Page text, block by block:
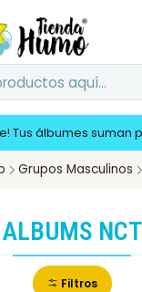
Tus álbumes suman
Grupos Masculinos
ALBUMS NCT
Filtros